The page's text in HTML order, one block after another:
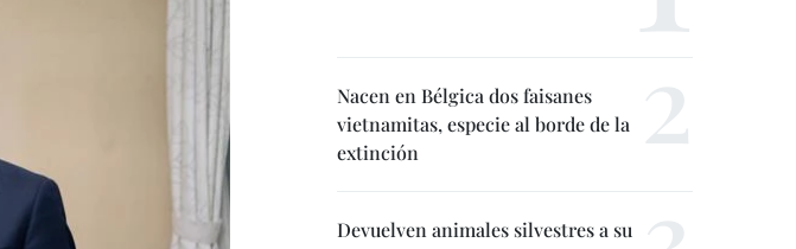
Nacen en Bélgica dos faisanes
vietnamitas, especie al borde de la
extinción
Devuelven animales silvestres a su